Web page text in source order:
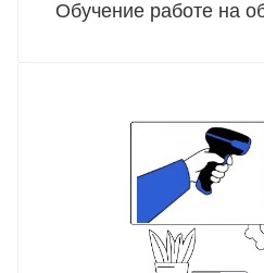
Обучение работе на